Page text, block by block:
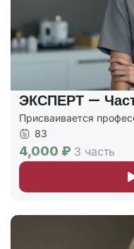
ЭКСПЕРТ —
Присваивается
83
4,000 ₽ 3 часть